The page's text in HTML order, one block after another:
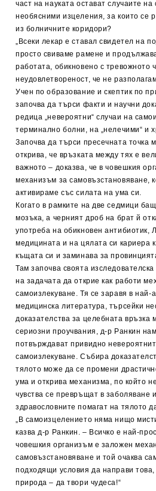
част на науката остават случаите
необясними изцеления, за които се
из болничните коридори?
„Всеки лекар е ставал свидетел на
просто свиваме рамене и
работата, обикновено с тревожното
неудовлетвореност, че не
Учен по образование и скептик по
започва да търси факти и научни
редица „невероятни“ случаи на
терминално болни, на „нелечими“ и
Започва да търси пресечната точка
открива, че връзката между тях е
важното – доказва, че в човешкия
механизъм за самовъзстановяване,
активираме със силата на ума си.
Когато в рамките на две седмици
мозъка, а черният дроб на брат й
употреба на обикновен антибиотик,
медицината и на цялата си кариера
къщата си и заминава за
Там започва своята
на задачата да открие как работи
самоизлекуване. Тя се заравя в най-
медицинска литература, търсейки
доказателства за целебната
сериозни проучвания, д-р Ранкин
потвърждават привидно
самоизлекуване. Събира
тялото може да се промени
ума и открива механизма, по който
чувства се превръщат в заболяване
здравословните помагат на тялото
„В самоизцелението няма нищо
казва д-р Ранкин. – Всичко е най-
човешкия организъм е заложен
самовъзстановяване и той очаква
подходящи условия да направи
природа – да твори чудеса!“